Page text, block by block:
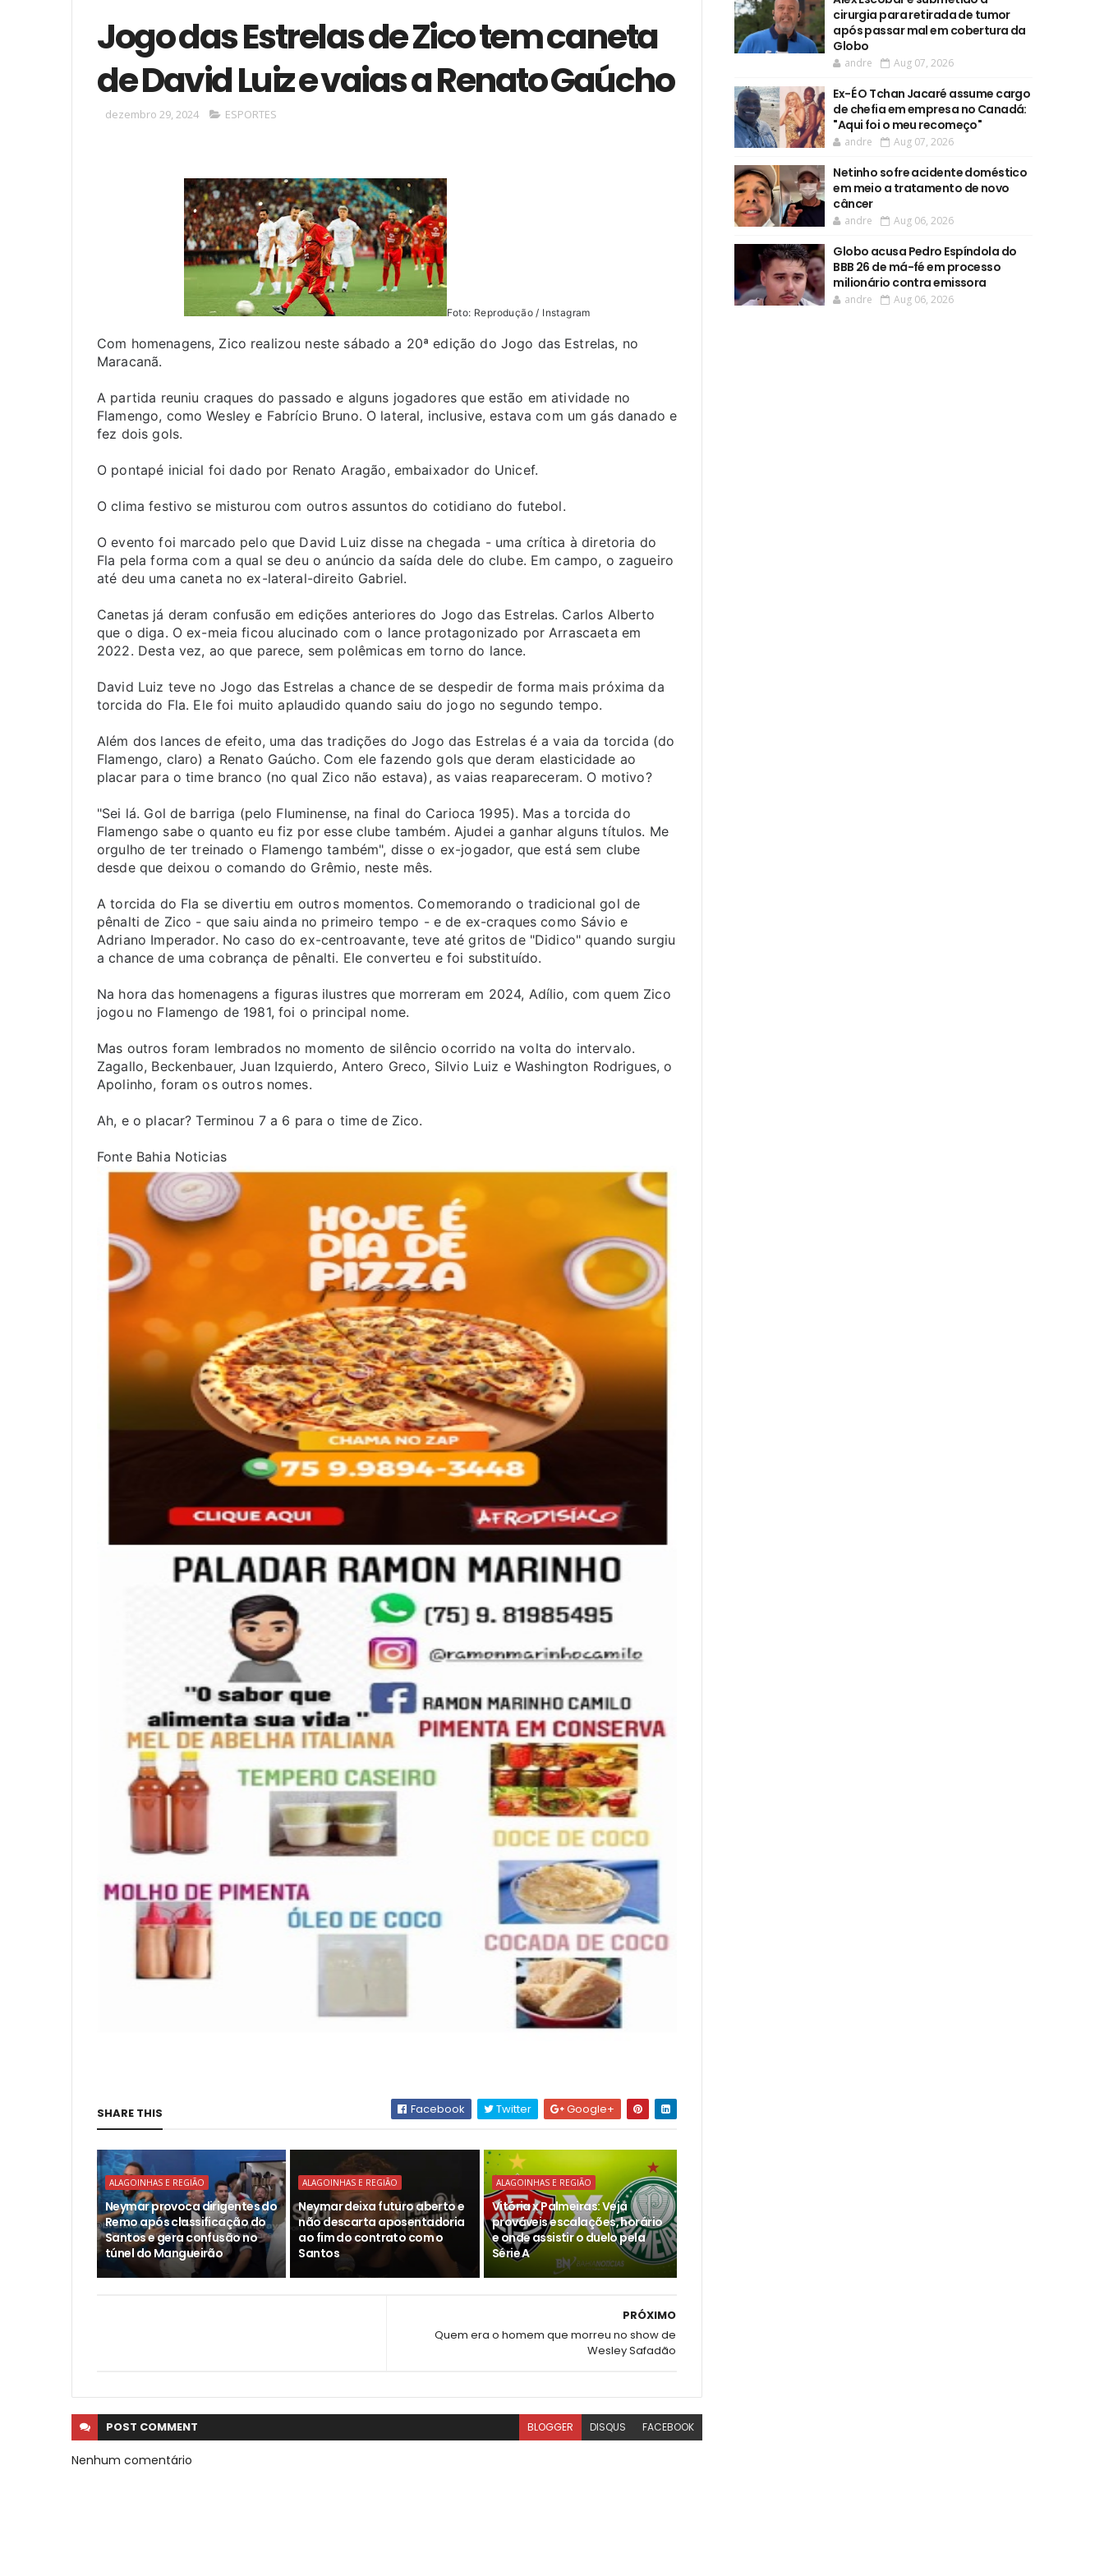
Jogo das Estrelas de Zico tem caneta
de David Luiz e vaias a Renato Gaúcho
dezembro 29, 2024 ESPORTES
Foto: Reprodução / Instagram
Com homenagens, Zico realizou neste sábado a 20ª edição do Jogo das Estrelas, no
Maracanã.
A partida reuniu craques do passado e alguns jogadores que estão em atividade no
Flamengo, como Wesley e Fabrício Bruno. O lateral, inclusive, estava com um gás danado e
fez dois gols.
O pontapé inicial foi dado por Renato Aragão, embaixador do Unicef.
O clima festivo se misturou com outros assuntos do cotidiano do futebol.
O evento foi marcado pelo que David Luiz disse na chegada - uma crítica à diretoria do
Fla pela forma com a qual se deu o anúncio da saída dele do clube. Em campo, o zagueiro
até deu uma caneta no ex-lateral-direito Gabriel.
Canetas já deram confusão em edições anteriores do Jogo das Estrelas. Carlos Alberto
que o diga. O ex-meia ficou alucinado com o lance protagonizado por Arrascaeta em
2022. Desta vez, ao que parece, sem polêmicas em torno do lance.
David Luiz teve no Jogo das Estrelas a chance de se despedir de forma mais próxima da
torcida do Fla. Ele foi muito aplaudido quando saiu do jogo no segundo tempo.
Além dos lances de efeito, uma das tradições do Jogo das Estrelas é a vaia da torcida (do
Flamengo, claro) a Renato Gaúcho. Com ele fazendo gols que deram elasticidade ao
placar para o time branco (no qual Zico não estava), as vaias reapareceram. O motivo?
"Sei lá. Gol de barriga (pelo Fluminense, na final do Carioca 1995). Mas a torcida do
Flamengo sabe o quanto eu fiz por esse clube também. Ajudei a ganhar alguns títulos. Me
orgulho de ter treinado o Flamengo também", disse o ex-jogador, que está sem clube
desde que deixou o comando do Grêmio, neste mês.
A torcida do Fla se divertiu em outros momentos. Comemorando o tradicional gol de
pênalti de Zico - que saiu ainda no primeiro tempo - e de ex-craques como Sávio e
Adriano Imperador. No caso do ex-centroavante, teve até gritos de "Didico" quando surgiu
a chance de uma cobrança de pênalti. Ele converteu e foi substituído.
Na hora das homenagens a figuras ilustres que morreram em 2024, Adílio, com quem Zico
jogou no Flamengo de 1981, foi o principal nome.
Mas outros foram lembrados no momento de silêncio ocorrido na volta do intervalo.
Zagallo, Beckenbauer, Juan Izquierdo, Antero Greco, Silvio Luiz e Washington Rodrigues, o
Apolinho, foram os outros nomes.
Ah, e o placar? Terminou 7 a 6 para o time de Zico.
Fonte Bahia Noticias
SHARE THIS Facebook Twitter Google+
ALAGOINHAS E REGIÃO
Neymar provoca dirigentes do
Remo após classificação do
Santos e gera confusão no
túnel do Mangueirão
ALAGOINHAS E REGIÃO
Neymar deixa futuro aberto e
não descarta aposentadoria
ao fim do contrato com o
Santos
ALAGOINHAS E REGIÃO
Vitória x Palmeiras: Veja
prováveis escalações, horário
e onde assistir o duelo pela
Série A
PRÓXIMO
Quem era o homem que morreu no show de
Wesley Safadão
POST COMMENT BLOGGER DISQUS FACEBOOK
Nenhum comentário
cirurgia para retirada de tumor
após passar mal em cobertura da
Globo
andre Aug 07, 2026
Ex-É O Tchan Jacaré assume cargo
de chefia em empresa no Canadá:
"Aqui foi o meu recomeço"
andre Aug 07, 2026
Netinho sofre acidente doméstico
em meio a tratamento de novo
câncer
andre Aug 06, 2026
Globo acusa Pedro Espíndola do
BBB 26 de má-fé em processo
milionário contra emissora
andre Aug 06, 2026